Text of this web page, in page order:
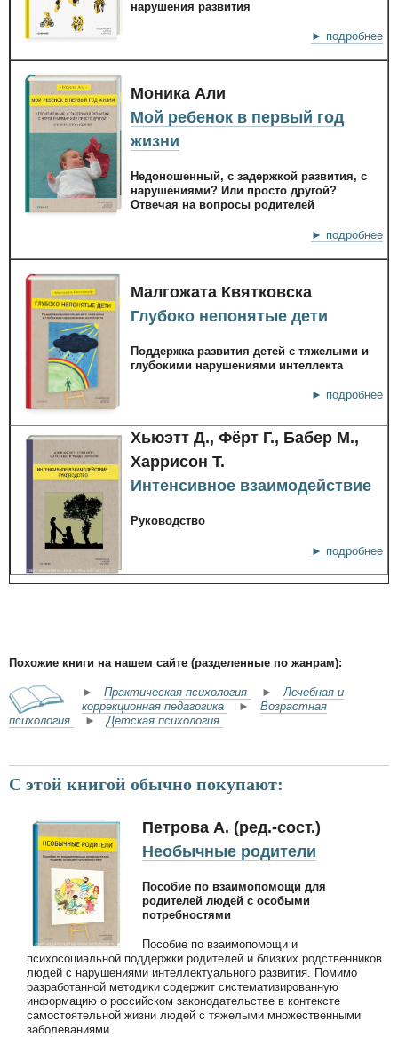
нарушения развития
► подробнее
Моника Али
Мой ребенок в первый год
жизни
Недоношенный, с задержкой развития, с
нарушениями? Или просто другой?
Отвечая на вопросы родителей
► подробнее
Малгожата Квятковска
Глубоко непонятые дети
Поддержка развития детей с тяжелыми и
глубокими нарушениями интеллекта
► подробнее
Хьюэтт Д., Фёрт Г., Бабер М.,
Харрисон Т.
Интенсивное взаимодействие
Руководство
► подробнее
Похожие книги на нашем сайте (разделенные по жанрам):
► Практическая психология ►Лечебная и
коррекционная педагогика
► Возрастная
психология
►Детская психология
С этой книгой обычно покупают:
Петрова А. (ред.-сост.)
Необычные родители
Пособие по взаимопомощи для
родителей людей с особыми
потребностями
Пособие по взаимопомощи и
психосоциальной поддержки родителей и близких родственников
людей с нарушениями интеллектуального развития. Помимо
разработанной методики содержит систематизированную
информацию о российском законодательстве в контексте
самостоятельной жизни людей с тяжелыми множественными
заболеваниями.